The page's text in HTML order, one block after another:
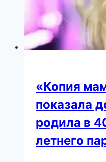
«Копия
показала
родила в
летнего